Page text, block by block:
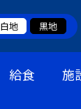
白地 黒地
給食 施